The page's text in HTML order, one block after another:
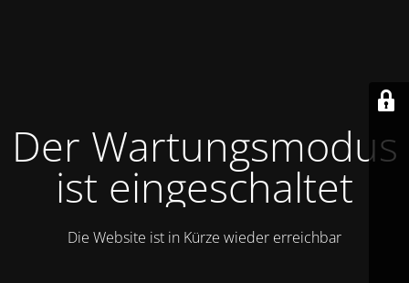
Der Wartungsmodus
ist eingeschaltet
Die Website ist in Kürze wieder erreichbar